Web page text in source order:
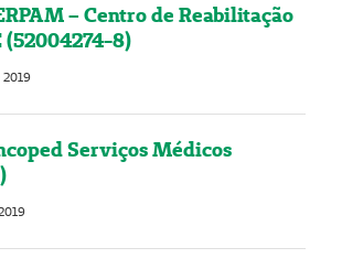
– Centro de Reabilitação
(52004274-8)
2019
Serviços Médicos